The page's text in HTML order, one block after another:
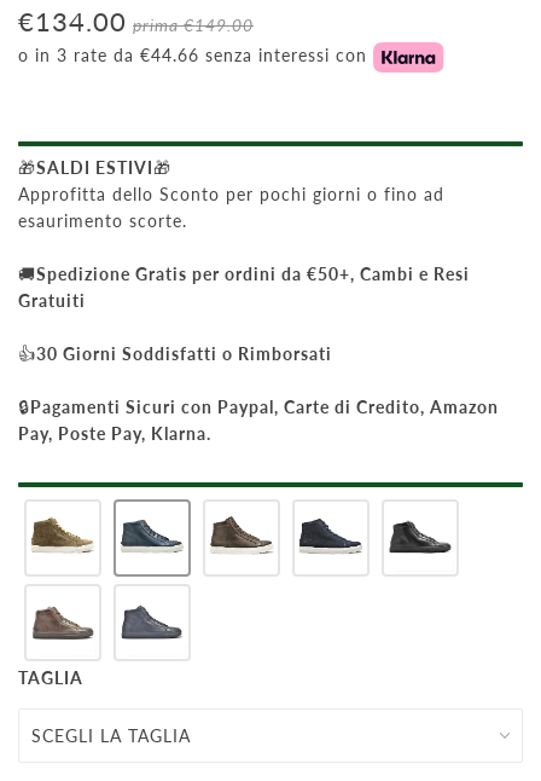
€134.00 prima€149.00
o in 3 rate da €44.66 senza interessi con
🎁SALDI ESTIVI🎁
Approfitta dello Sconto per pochi giorni o fino ad
esaurimento scorte.
🚚Spedizione Gratis per ordini da €50+, Cambi e Resi
Gratuiti
👍30 Giorni Soddisfatti o Rimborsati
🔒Pagamenti Sicuri con Paypal, Carte di Credito, Amazon
Pay, Poste Pay, Klarna.
TAGLIA